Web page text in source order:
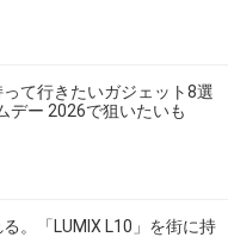
て行きたいガジェット8選
デー 2026で狙いたいも
。「LUMIX L10」を街に持